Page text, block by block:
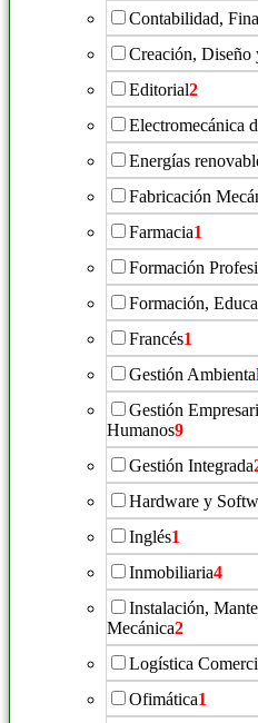
Contabilidad,
Creación,
Editorial2
Electromecánica
Energías
Fabricación
Farmacia1
Formación
Formación,
Francés1
Gestión Ambiental
Gestión
Humanos9
Gestión Integrada
Hardware y
Inglés1
Inmobiliaria4
Instalación,
Mecánica2
Logística
Ofimática1